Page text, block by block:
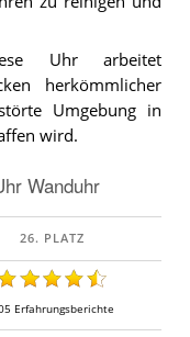
Uhr arbeitet
herkömmlicher
Umgebung in
wird.
Wanduhr
Erfahrungsberichte